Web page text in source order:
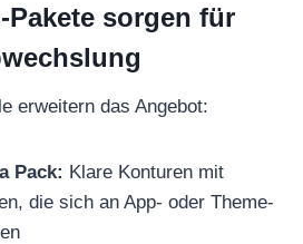
Pakete sorgen für
erweitern das Angebot:
Pack: Klare Konturen mit
die sich an App- oder Theme-